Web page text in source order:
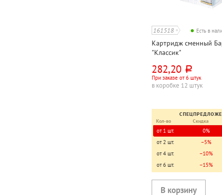
161518 Есть в
Картридж сменный
"Классик"
282,20 руб.
При заказе от 6 штук
в коробке 12 штук
Кол-во
Скидка
от 1 шт. 0%
от 2 шт.
−5%
от 4 шт.
−10%
от 6 шт.
−15%